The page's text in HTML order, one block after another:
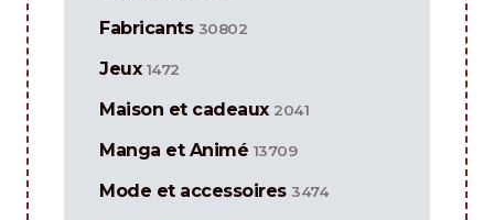
Fabricants 30802
Jeux 1472
Maison et cadeaux 2041
Manga et Animé 13709
Mode et accessoires 3474